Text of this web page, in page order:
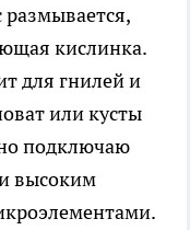
размывается,
кислинка.
для гнилей и
или кусты
подключаю
высоким